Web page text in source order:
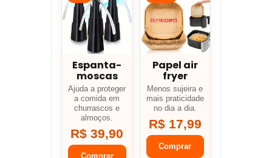
Espanta-
moscas
Ajuda a proteger
a comida em
churrascos e
almoços.
R$ 39,90
Comprar
Papel air
fryer
Menos sujeira e
mais praticidade
no dia a dia.
R$ 17,99
Comprar